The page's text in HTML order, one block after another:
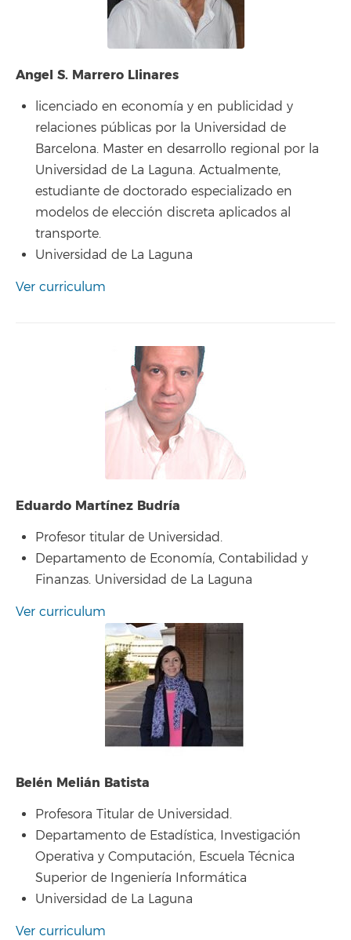
Angel S. Marrero Llinares
licenciado en economía y en publicidad y
relaciones públicas por la Universidad de
Barcelona. Master en desarrollo regional por la
Universidad de La Laguna. Actualmente,
estudiante de doctorado especializado en
modelos de elección discreta aplicados al
transporte.
Universidad de La Laguna
Ver curriculum
Eduardo Martínez Budría
Profesor titular de Universidad.
Departamento de Economía, Contabilidad y
Finanzas. Universidad de La Laguna
Ver curriculum
Belén Melián Batista
Profesora Titular de Universidad.
Departamento de Estadística, Investigación
Operativa y Computación, Escuela Técnica
Superior de Ingeniería Informática
Universidad de La Laguna
Ver curriculum